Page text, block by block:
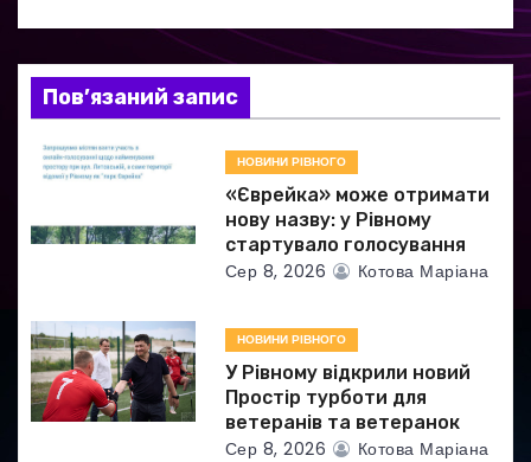
з
а
п
и
с
в
Пов’язаний запис
НОВИНИ РІВНОГО
«Єврейка» може отримати
нову назву: у Рівному
стартувало голосування
Сер 8, 2026 Котова Маріана
НОВИНИ РІВНОГО
У Рівному відкрили новий
Простір турботи для
ветеранів та ветеранок
Сер 8, 2026 Котова Маріана